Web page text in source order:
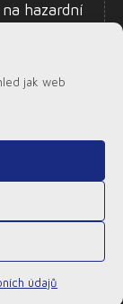
jak web
údajů
hazardní
zde